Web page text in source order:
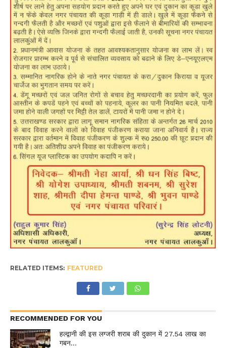
RELATED ITEMS: FEATURED
RECOMMENDED FOR YOU
हल्द्वानी की इस लग्जरी शराब की दुकान में 27.54 लाख का
गबन…